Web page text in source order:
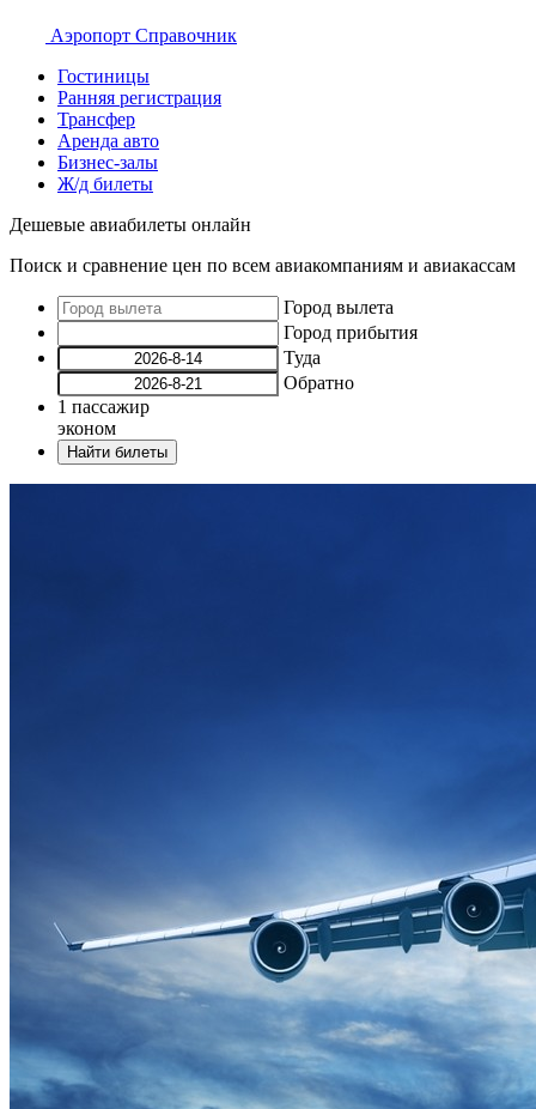
Аэропорт Справочник
Гостиницы
Ранняя регистрация
Трансфер
Аренда авто
Бизнес-залы
Ж/д билеты
Дешевые авиабилеты онлайн
Поиск и сравнение цен по всем авиакомпаниям и авиакассам
Город вылета
Город прибытия
Туда
Обратно
1 пассажир
эконом
Найти билеты